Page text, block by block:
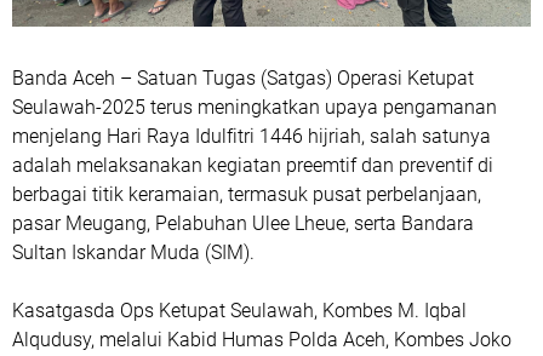
Banda Aceh – Satuan Tugas (Satgas) Operasi Ketupat
Seulawah-2025 terus meningkatkan upaya pengamanan
menjelang Hari Raya Idulfitri 1446 hijriah, salah satunya
adalah melaksanakan kegiatan preemtif dan preventif di
berbagai titik keramaian, termasuk pusat perbelanjaan,
pasar Meugang, Pelabuhan Ulee Lheue, serta Bandara
Sultan Iskandar Muda (SIM).
Kasatgasda Ops Ketupat Seulawah, Kombes M. Iqbal
Alqudusy, melalui Kabid Humas Polda Aceh, Kombes Joko